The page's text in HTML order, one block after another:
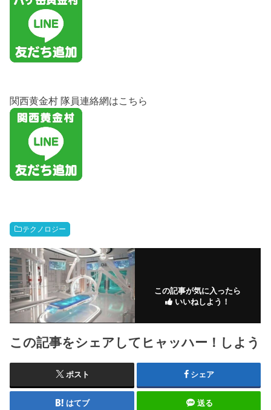
関西黄金村 隊員連絡網はこちら
テクノロジー
この記事が気に入ったら
いいねしよう！
この記事をシェアしてヒャッハー！しよう
ポスト シェア
はてブ 送る